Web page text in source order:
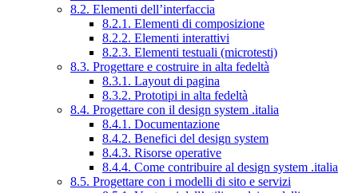
8.2. Elementi dell’interfaccia
8.2.1. Elementi di composizione
8.2.2. Elementi interattivi
8.2.3. Elementi testuali (microtesti)
8.3. Progettare e costruire in alta fedeltà
8.3.1. Layout di pagina
8.3.2. Prototipi in alta fedeltà
8.4. Progettare con il design system .italia
8.4.1. Documentazione
8.4.2. Benefici del design system
8.4.3. Risorse operative
8.4.4. Come contribuire al design system .italia
8.5. Progettare con i modelli di sito e servizi